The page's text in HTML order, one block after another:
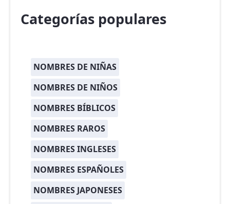
Categorías populares
NOMBRES DE NIÑAS
NOMBRES DE NIÑOS
NOMBRES BÍBLICOS
NOMBRES RAROS
NOMBRES INGLESES
NOMBRES ESPAÑOLES
NOMBRES JAPONESES